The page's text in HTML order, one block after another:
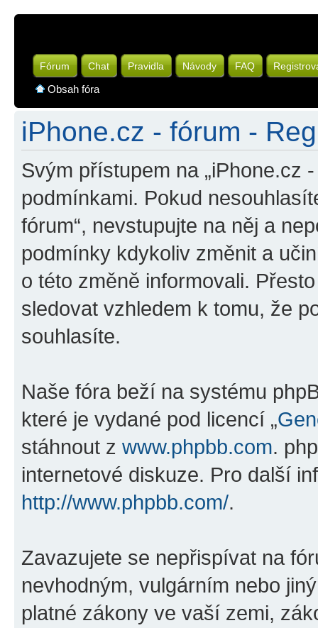
Fórum Chat Pravidla Návody FAQ
Obsah fóra
iPhone.cz - fórum -
Svým přístupem na „iPhone.cz
podmínkami. Pokud
fórum“, nevstupujte na něj a
podmínky kdykoliv změnit a
o této změně informovali.
sledovat vzhledem k tomu, že
souhlasíte.
Naše fóra beží na systému
které je vydané pod licencí „
stáhnout z www.phpbb.com.
internetové diskuze. Pro další
http://www.phpbb.com/.
Zavazujete se nepřispívat na
nevhodným, vulgárním nebo
platné zákony ve vaší zemi,